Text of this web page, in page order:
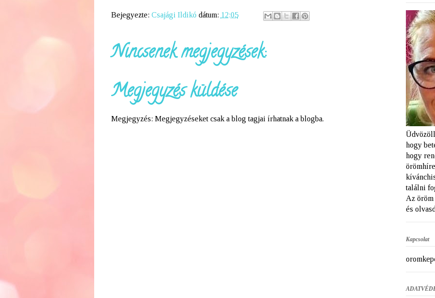
Bejegyezte: Csajági Ildikó dátum: 12:05
Nincsenek megjegyzések:
Megjegyzés küldése
Megjegyzés: Megjegyzéseket csak a blog tagjai írhatnak a blogba.
hogy
hogy
találni
Az
és
Kapcsolat